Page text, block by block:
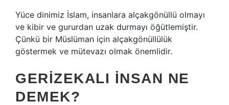
Yüce dinimiz İslam, insanlara alçakgönüllü olmayı
ve kibir ve gururdan uzak durmayı öğütlemiştir.
Çünkü bir Müslüman için alçakgönüllülük
göstermek ve mütevazı olmak önemlidir.
GERIZEKALI INSAN NE
DEMEK?